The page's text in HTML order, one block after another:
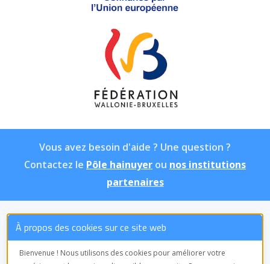
À propos des cookies sur ce site web
Bienvenue ! Nous utilisons des cookies pour améliorer votre
Vous avez besoin d'aide ? Une question ?
Contactez le Pôle hainuyer ou nos institutions
partenaires
ASBL Pôle hainuyer
Équipe de
coordination